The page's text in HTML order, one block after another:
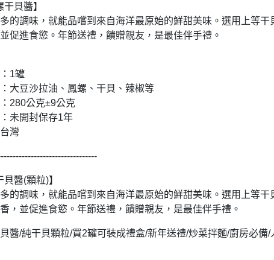
干貝醬】
的調味，就能品嚐到來自海洋最原始的鮮甜美味。選用上等
促進食慾。年節送禮，饋贈親友，是最佳伴手禮。
1罐
大豆沙拉油、鳳螺、干貝、辣椒等
280公克±9公克
未開封保存1年
灣
貝醬(顆粒)】
的調味，就能品嚐到來自海洋最原始的鮮甜美味。選用上等
，並促進食慾。年節送禮，饋贈親友，是最佳伴手禮。
醬/純干貝顆粒/買2罐可裝成禮盒/新年送禮/炒菜拌麵/廚房必備/